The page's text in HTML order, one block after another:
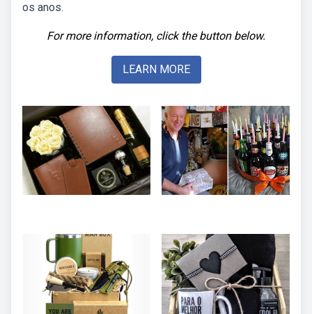
os anos.
For more information, click the button below.
LEARN MORE